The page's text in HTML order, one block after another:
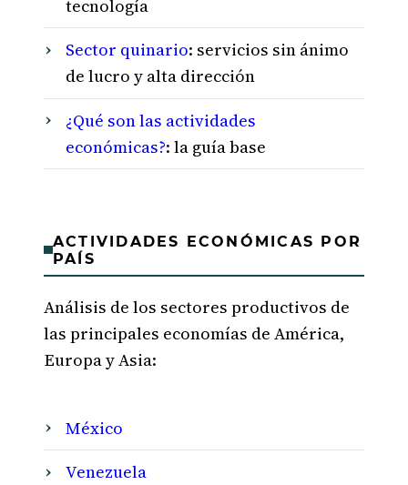
tecnología
Sector quinario: servicios sin ánimo
de lucro y alta dirección
¿Qué son las actividades
económicas?: la guía base
ACTIVIDADES ECONÓMICAS POR
PAÍS
Análisis de los sectores productivos de
las principales economías de América,
Europa y Asia:
México
Venezuela